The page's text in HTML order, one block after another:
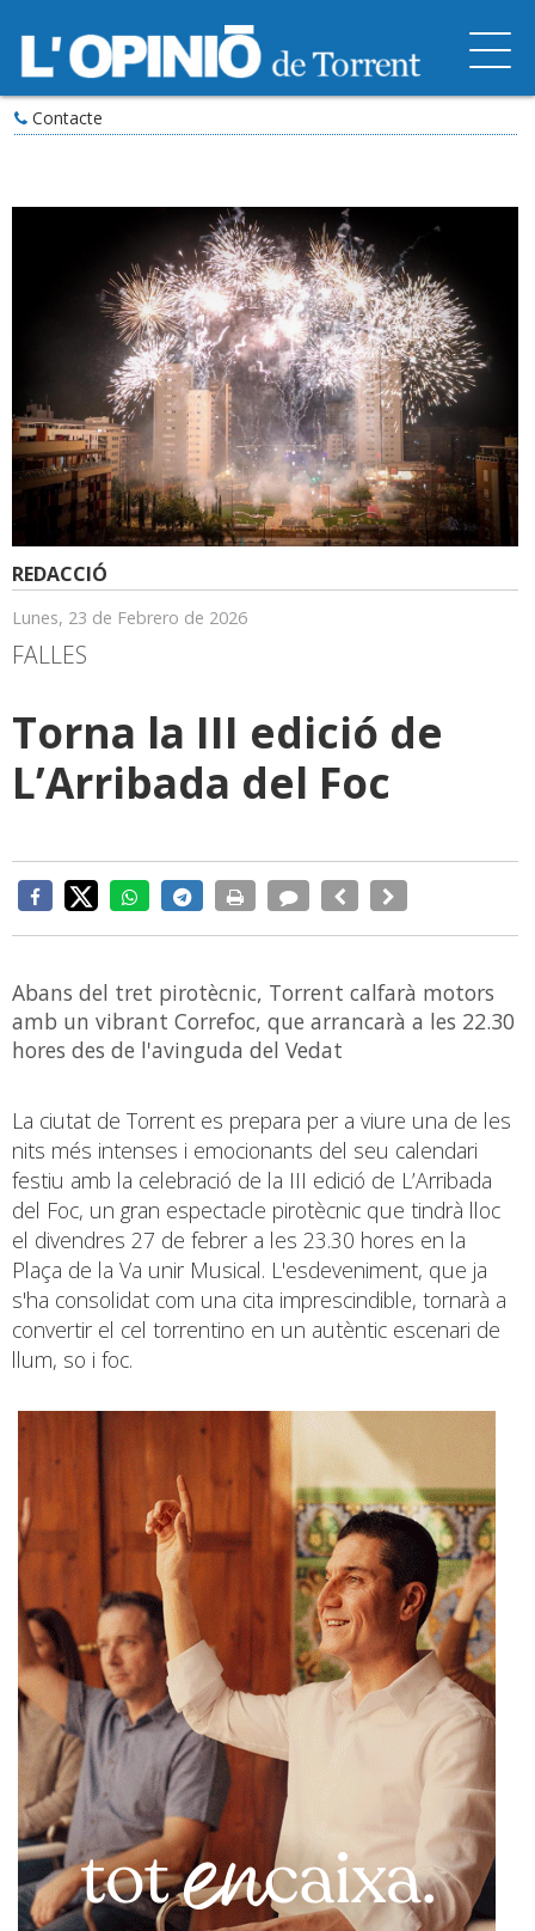
Contacte
REDACCIÓ
Lunes, 23 de Febrero de 2026
FALLES
Torna la III edició de
L’Arribada del Foc
Abans del tret pirotècnic, Torrent calfarà motors
amb un vibrant Correfoc, que arrancarà a les 22.30
hores des de l'avinguda del Vedat
La ciutat de Torrent es prepara per a viure una de les
nits més intenses i emocionants del seu calendari
festiu amb la celebració de la III edició de L’Arribada
del Foc, un gran espectacle pirotècnic que tindrà lloc
el divendres 27 de febrer a les 23.30 hores en la
Plaça de la Va unir Musical. L'esdeveniment, que ja
s'ha consolidat com una cita imprescindible, tornarà a
convertir el cel torrentino en un autèntic escenari de
llum, so i foc.